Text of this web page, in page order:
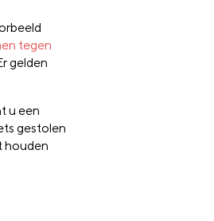
tegen
gelden
u een
gestolen
houden